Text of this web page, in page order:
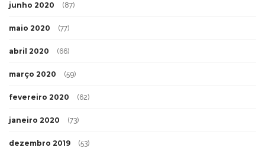
junho 2020 (87)
maio 2020 (77)
abril 2020 (66)
março 2020 (59)
fevereiro 2020 (62)
janeiro 2020 (73)
dezembro 2019 (53)